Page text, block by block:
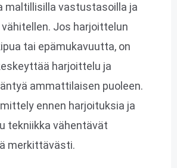
maltillisilla vastustasoilla ja
Jos harjoittelun
tai epämukavuutta, on
harjoittelu ja
ammattilaisen puoleen.
ennen harjoituksia ja
tekniikka vähentävät
merkittävästi.